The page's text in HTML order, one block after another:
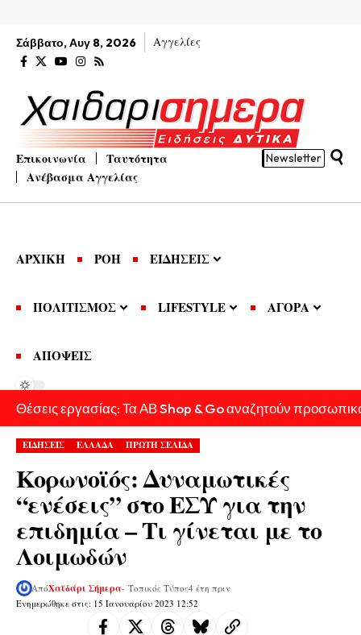
Σάββατο, Αυγ 8, 2026 Αγγελίες
Επικοινωνία
Ταυτότητα
Ανέβασμα Αγγελίας
Newsletter
ΑΡΧΙΚΗ ΡΟΗ ΕΙΔΗΣΕΙΣ
ΠΟΛΙΤΙΣΜΟΣ LIFESTYLE ΑΓΟΡΑ
ΑΠΟΨΕΙΣ
Θέσεις εργασίας: Τα ΑΒ Shop & Go αναζητούν
ΕΙΔΗΣΕΙΣ ΕΛΛΑΔΑ ΠΡΩΤΗ ΣΕΛΙΔΑ
Κορωνοϊός: Δυναμωτικές
“ενέσεις” στο ΕΣΥ για την
επιδημία – Τι γίνεται με το
Λοιμωδών
Ενημερώθηκε στις: 15 Ιανουαρίου 2023 12:52
ΑπόΧαϊδάρι Σήμερα- Τοπικός Τύπος4 έτη πριν